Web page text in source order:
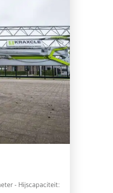
- Hijscapaciteit: